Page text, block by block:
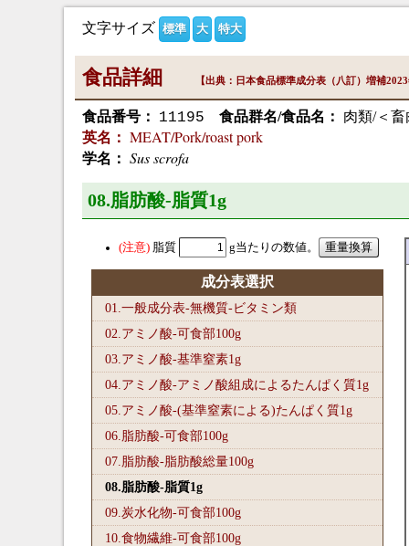
文字サイズ 標準 大 特大
食品詳細 【出典：日本食品標準成分表（八訂）増補
食品番号： 11195 食品群名/食品名：
肉類/＜
英名： MEAT/Pork/roast pork
学名： Sus scrofa
08.脂肪酸-脂質1g
脂質 g当たりの数値。
成分表選択
01.一般成分表-無機質-ビタミン類
02.アミノ酸-可食部100g
03.アミノ酸-基準窒素1g
04.アミノ酸-アミノ酸組成によるたんぱく質1g
05.アミノ酸-(基準窒素による)たんぱく質1g
06.脂肪酸-可食部100g
07.脂肪酸-脂肪酸総量100g
08.脂肪酸-脂質1g
09.炭水化物-可食部100g
10.食物繊維-可食部100g